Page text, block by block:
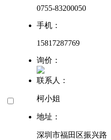
0755-83200050
手机：
15817287769
询价：
联系人：
柯小姐
地址：
深圳市福田区振兴路